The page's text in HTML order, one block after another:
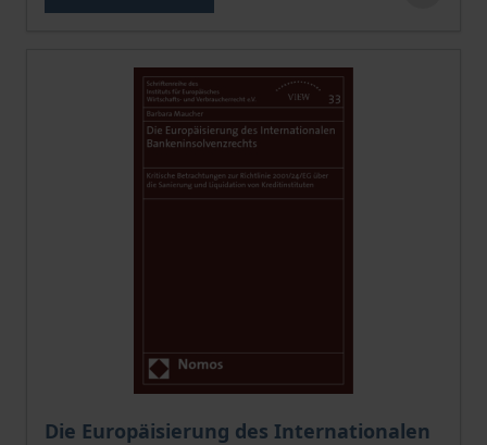
Die Europäisierung des Internationalen
The price depends on the options chosen on the